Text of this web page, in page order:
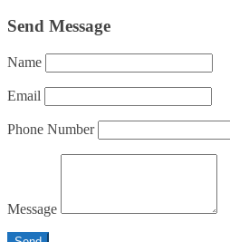
Send Message
Name
Email
Phone Number
Message